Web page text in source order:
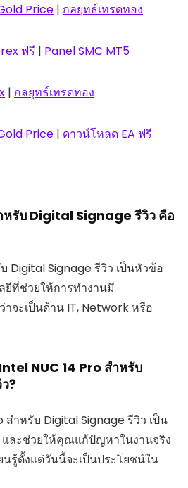
Price | กลยุทธ์เทรดทอง
ฟรี | Panel SMC MT5
| กลยุทธ์เทรดทอง
Price | ดาวน์โหลด EA ฟรี
หรับ Digital Signage รีวิว คือ
Digital Signage รีวิว เป็นหัวข้อ
ยีที่ช่วยให้การทำงานมี
จะเป็นด้าน IT, Network หรือ
NUC 14 Pro สำหรับ
?
สำหรับ Digital Signage รีวิว เป็น
ละช่วยให้คุณแก้ปัญหาในงานจริง
นรู้ตั้งแต่วันนี้จะเป็นประโยชน์ใน